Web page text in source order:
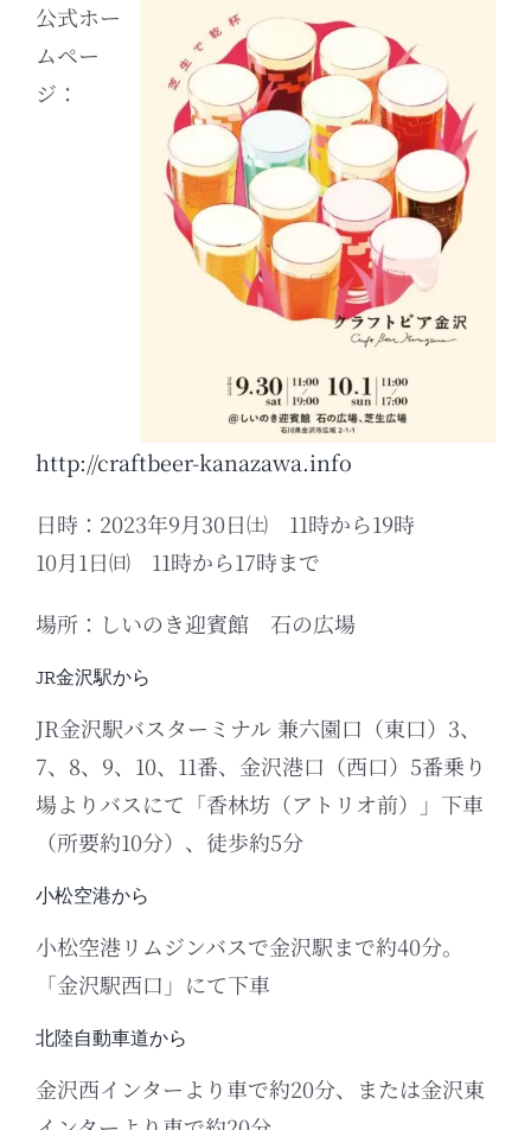
公式ホー
ムペー
ジ：
http://craftbeer-kanazawa.info
日時：2023年9月30日㈯ 11時から19時
10月1日㈰ 11時から17時まで
場所：しいのき迎賓館 石の広場
JR金沢駅から
JR金沢駅バスターミナル 兼六園口（東口）3、
7、8、9、10、11番、金沢港口（西口）5番乗り
場よりバスにて「香林坊（アトリオ前）」下車
（所要約10分）、徒歩約5分
小松空港から
小松空港リムジンバスで金沢駅まで約40分。
「金沢駅西口」にて下車
北陸自動車道から
金沢西インターより車で約20分、または金沢東